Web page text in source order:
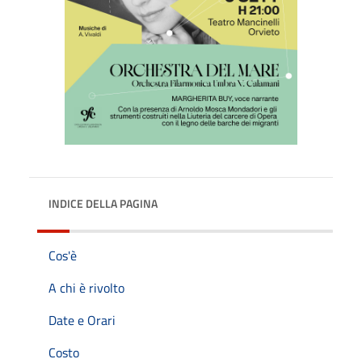
INDICE DELLA PAGINA
Cos'è
A chi è rivolto
Date e Orari
Costo